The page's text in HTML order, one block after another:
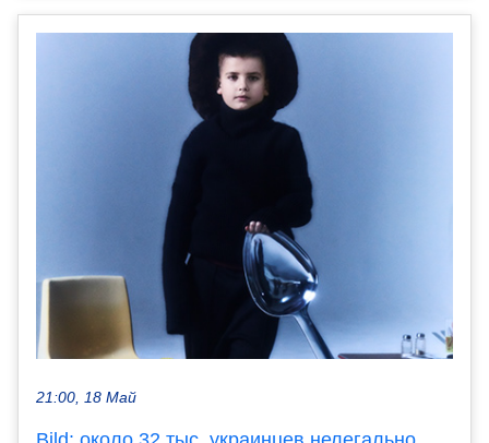
21:00, 18 Май